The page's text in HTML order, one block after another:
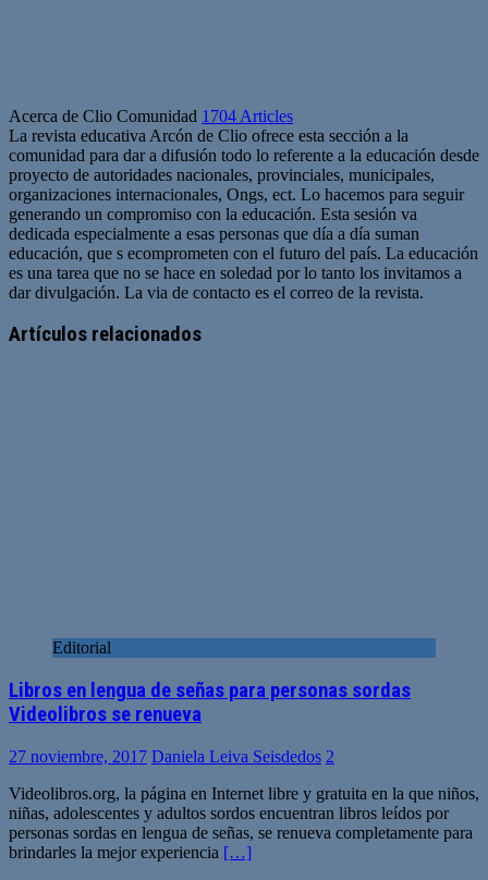
Acerca de Clio Comunidad 1704 Articles
La revista educativa Arcón de Clio ofrece esta sección a la
comunidad para dar a difusión todo lo referente a la educación desde
proyecto de autoridades nacionales, provinciales, municipales,
organizaciones internacionales, Ongs, ect. Lo hacemos para seguir
generando un compromiso con la educación. Esta sesión va
dedicada especialmente a esas personas que día a día suman
educación, que s ecomprometen con el futuro del país. La educación
es una tarea que no se hace en soledad por lo tanto los invitamos a
dar divulgación. La via de contacto es el correo de la revista.
web
Artículos relacionados
Editorial
Libros en lengua de señas para personas sordas
Videolibros se renueva
27 noviembre, 2017 Daniela Leiva Seisdedos 2
Videolibros.org, la página en Internet libre y gratuita en la que niños,
niñas, adolescentes y adultos sordos encuentran libros leídos por
personas sordas en lengua de señas, se renueva completamente para
brindarles la mejor experiencia […]